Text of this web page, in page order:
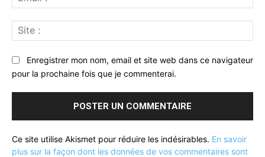
:*
:
Enregistrer mon nom, email et site web dans ce navigateur
pour la prochaine fois que je commenterai.
Ce site utilise Akismet pour réduire les indésirables. En savoir
plus sur la façon dont les données de vos commentaires sont